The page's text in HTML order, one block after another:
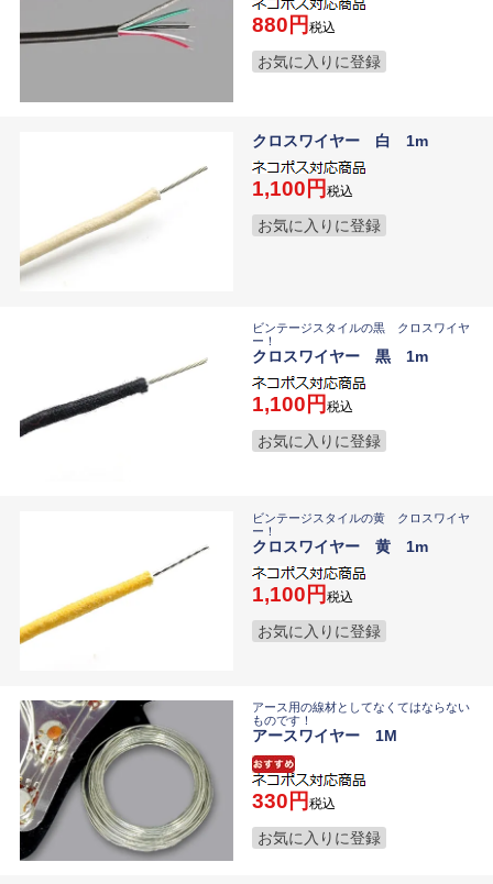
880 税込
お気に入りに登録
クロスワイヤー 白 1m
1,100 税込
お気に入りに登録
ビンテージスタイルの黒 クロスワイヤ
ー！
クロスワイヤー 黒 1m
1,100 税込
お気に入りに登録
ビンテージスタイルの黄 クロスワイヤ
ー！
クロスワイヤー 黄 1m
1,100 税込
お気に入りに登録
アース用の線材としてなくてはならない
ものです！
アースワイヤー 1M
330 税込
お気に入りに登録